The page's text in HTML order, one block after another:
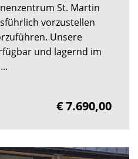
St. Martin
vorzustellen
Unsere
und lagernd im
€ 7.690,00